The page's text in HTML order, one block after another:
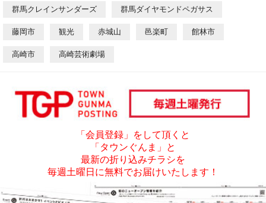
群馬クレインサンダーズ 群馬ダイヤモンドペガサス
藤岡市 観光 赤城山 邑楽町 館林市
高崎市 高崎芸術劇場
「会員登録」をして頂くと
「タウンぐんま」と
最新の折り込みチラシを
毎週土曜日に無料でお届けいたします！